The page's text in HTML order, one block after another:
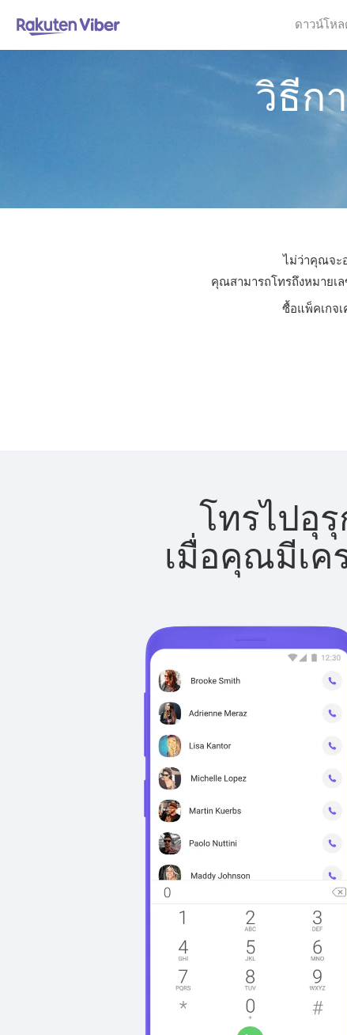
ดาวน์โห
วิธีก
ไม่ว่าคุณจะ
คุณสามารถโทรถึงหมายเ
ซื้อแพ็คเกจ
โทรไปอุ
เมื่อคุณมีเค